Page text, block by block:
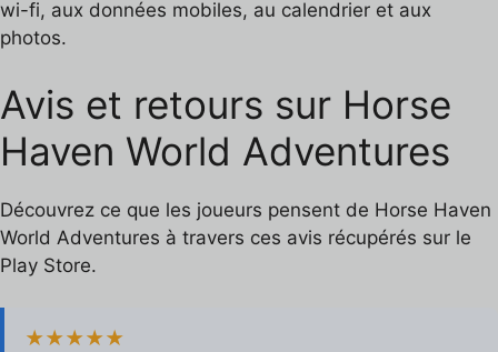
wi-fi, aux données mobiles, au calendrier et aux
photos.
Avis et retours sur Horse
Haven World Adventures
Découvrez ce que les joueurs pensent de Horse Haven
World Adventures à travers ces avis récupérés sur le
Play Store.
★★★★★